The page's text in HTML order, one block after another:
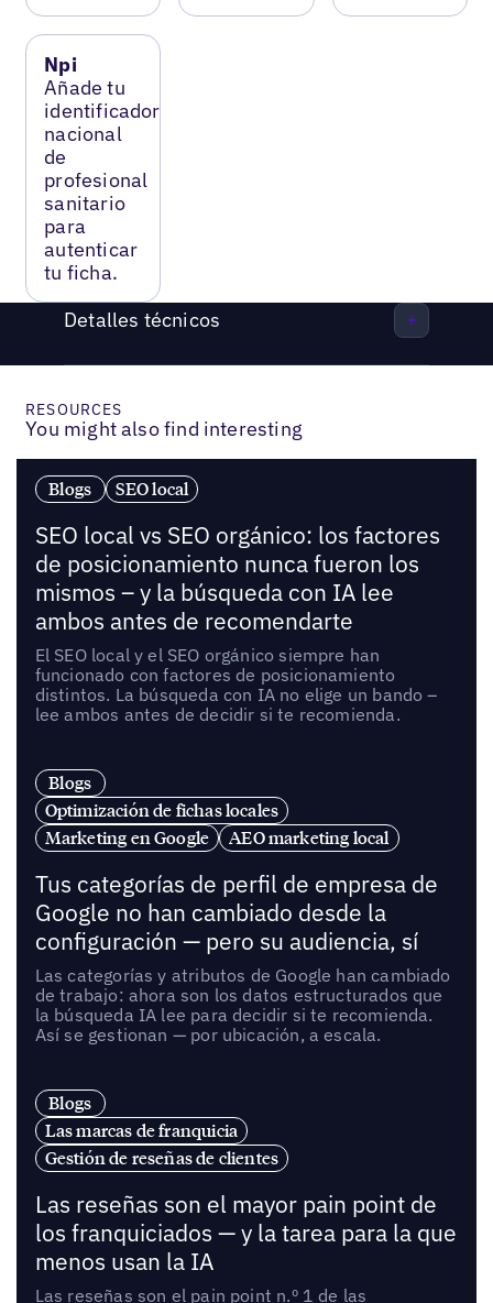
Npi
Añade tu
identificador
nacional
de
profesional
sanitario
para
autenticar
tu ficha.
Detalles técnicos
RESOURCES
You might also find interesting
Blogs SEO local
SEO local vs SEO orgánico: los factores
de posicionamiento nunca fueron los
mismos – y la búsqueda con IA lee
ambos antes de recomendarte
El SEO local y el SEO orgánico siempre han
funcionado con factores de posicionamiento
distintos. La búsqueda con IA no elige un bando –
lee ambos antes de decidir si te recomienda.
Blogs
Optimización de fichas locales
Marketing en Google
AEO marketing local
Tus categorías de perfil de empresa de
Google no han cambiado desde la
configuración — pero su audiencia, sí
Las categorías y atributos de Google han cambiado
de trabajo: ahora son los datos estructurados que
la búsqueda IA lee para decidir si te recomienda.
Así se gestionan — por ubicación, a escala.
Blogs
Las marcas de franquicia
Gestión de reseñas de clientes
Las reseñas son el mayor pain point de
los franquiciados — y la tarea para la que
menos usan la IA
Las reseñas son el pain point n.º 1 de las